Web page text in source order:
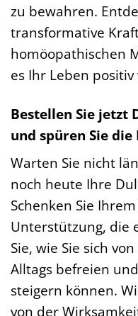
zu bewahren.
transformative
homöopathischen
es Ihr Leben
Bestellen Sie jetzt
und spüren Sie
Warten Sie nicht
noch heute Ihre
Schenken Sie
Unterstützung, die
Sie, wie Sie sich
Alltags befreien
steigern können.
von der